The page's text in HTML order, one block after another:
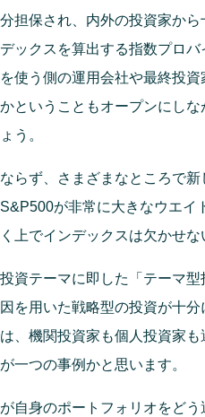
担保され、内外の投資家か
ックスを算出する指数プロ
使う側の運用会社や最終投
ということもオープンにし
う。
らず、さまざまなところで
が非常に大きなウエイ
上でインデックスは欠かせな
資テーマに即した「テーマ
を用いた戦略型の投資が十
、機関投資家も個人投資家
一つの事例かと思います。
自身のポートフォリオをど